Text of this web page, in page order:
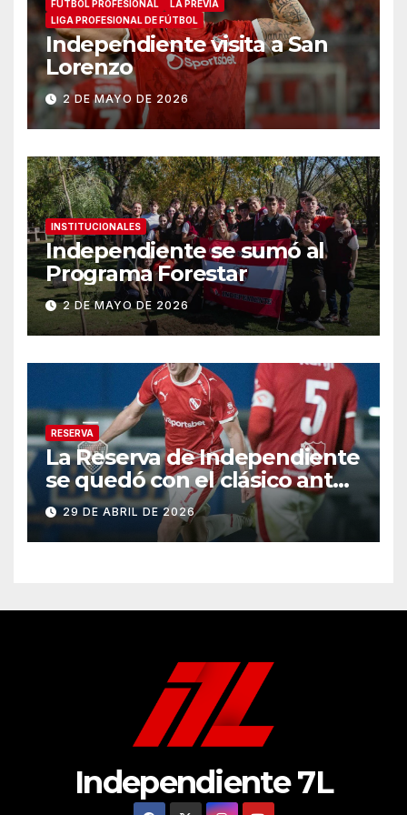
FÚTBOL PROFESIONAL
LA PREVIA
LIGA PROFESIONAL DE FÚTBOL
Independiente visita a San
Lorenzo
2 DE MAYO DE 2026
INSTITUCIONALES
Independiente se sumó al
Programa Forestar
2 DE MAYO DE 2026
RESERVA
La Reserva de Independiente
se quedó con el clásico ante
Boca
29 DE ABRIL DE 2026
Independiente 7L